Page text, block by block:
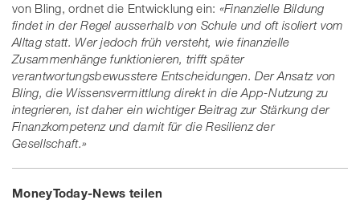
von Bling, ordnet die Entwicklung ein: «Finanzielle Bildung
findet in der Regel ausserhalb von Schule und oft isoliert vom
Alltag statt. Wer jedoch früh versteht, wie finanzielle
Zusammenhänge funktionieren, trifft später
verantwortungsbewusstere Entscheidungen. Der Ansatz von
Bling, die Wissensvermittlung direkt in die App-Nutzung zu
integrieren, ist daher ein wichtiger Beitrag zur Stärkung der
Finanzkompetenz und damit für die Resilienz der
Gesellschaft.»
MoneyToday-News teilen